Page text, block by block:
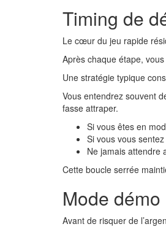
Timing de
Le cœur du jeu rapide
Après chaque étape,
Une stratégie typique
Vous entendrez souvent
fasse attraper.
Si vous êtes en
Si vous vous
Ne jamais attendre
Cette boucle serrée
Mode
Avant de risquer de